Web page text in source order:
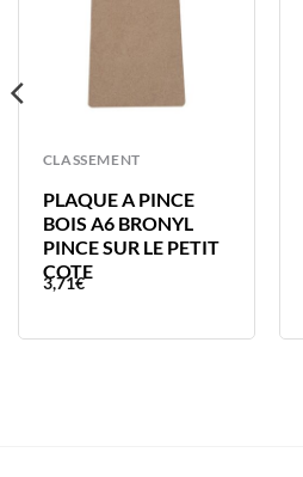
CLASSEMENT
PLAQUE A PINCE
BOIS A6 BRONYL
PINCE SUR LE PETIT
COTE
3,71€